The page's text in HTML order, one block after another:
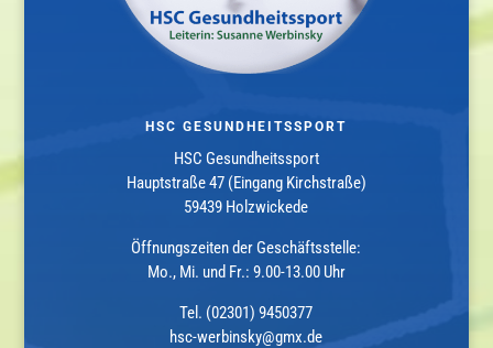
HSC GESUNDHEITSSPORT
HSC Gesundheitssport
Hauptstraße 47 (Eingang Kirchstraße)
59439 Holzwickede
Öffnungszeiten der Geschäftsstelle:
Mo., Mi. und Fr.: 9.00-13.00 Uhr
Tel. (02301) 9450377
hsc-werbinsky@gmx.de